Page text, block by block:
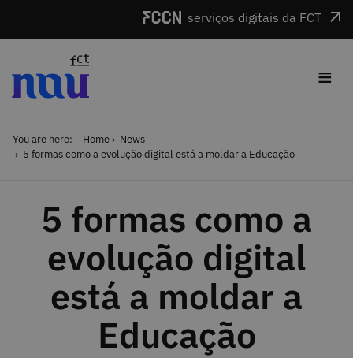
serviços digitais da FCT
≡
You are here: Home
News
5 formas como a evolução digital está a moldar a Educação
5 formas como a
evolução digital
está a moldar a
Educação